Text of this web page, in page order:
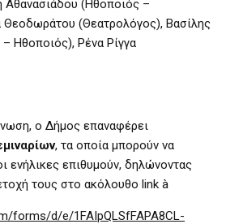
Αθανασιάδου (Ηθοποιός –
Θεοδωράτου (Θεατρολόγος), Βασίλης
Ηθοποιός), Ρένα Ρίγγα
ο Δήμος επαναφέρει
, τα οποία μπορούν να
ενήλικες επιθυμούν, δηλώνοντας
τους στο ακόλoυθο link à
forms/d/e/1FAIpQLSfFAPA8CL-